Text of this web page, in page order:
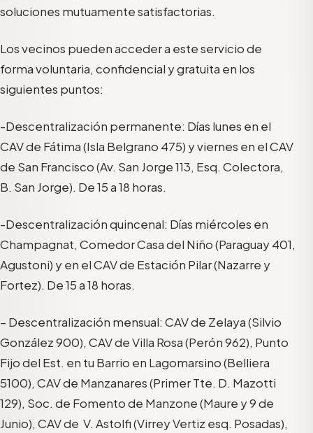
soluciones mutuamente satisfactorias.
Los vecinos pueden acceder a este servicio de
forma voluntaria, confidencial y gratuita en los
siguientes puntos:
-Descentralización permanente: Días lunes en el
CAV de Fátima (Isla Belgrano 475) y viernes en el CAV
de San Francisco (Av. San Jorge 113, Esq. Colectora,
B. San Jorge). De 15 a 18 horas.
-Descentralización quincenal: Días miércoles en
Champagnat, Comedor Casa del Niño (Paraguay 401,
Agustoni) y en el CAV de Estación Pilar (Nazarre y
Fortez). De 15 a 18 horas.
– Descentralización mensual: CAV de Zelaya (Silvio
González 900), CAV de Villa Rosa (Perón 962), Punto
Fijo del Est. en tu Barrio en Lagomarsino (Belliera
5100), CAV de Manzanares (Primer Tte. D. Mazotti
129), Soc. de Fomento de Manzone (Maure y 9 de
Junio), CAV de V. Astolfi (Virrey Vertiz esq. Posadas),